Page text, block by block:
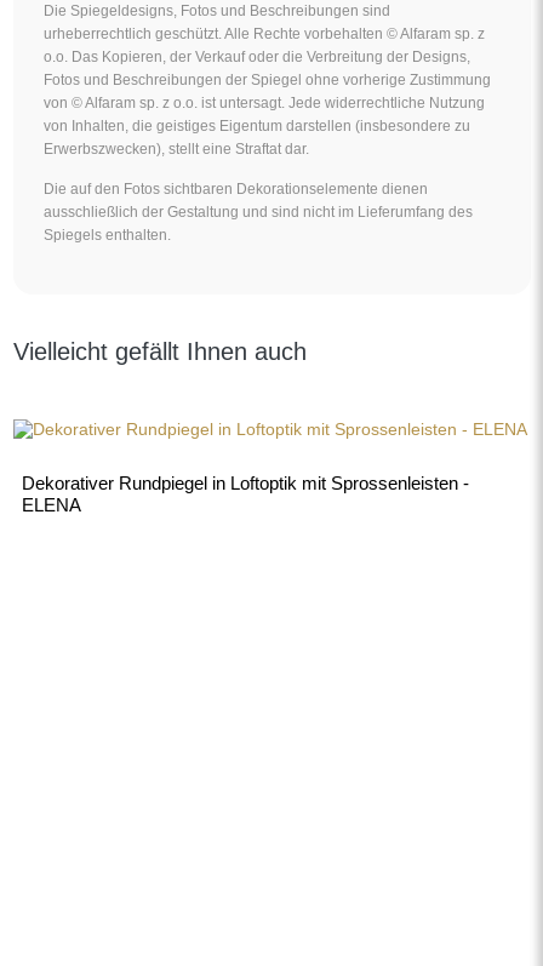
Die Spiegeldesigns, Fotos und Beschreibungen sind
urheberrechtlich geschützt. Alle Rechte vorbehalten © Alfaram sp. z
o.o. Das Kopieren, der Verkauf oder die Verbreitung der Designs,
Fotos und Beschreibungen der Spiegel ohne vorherige Zustimmung
von © Alfaram sp. z o.o. ist untersagt. Jede widerrechtliche Nutzung
von Inhalten, die geistiges Eigentum darstellen (insbesondere zu
Erwerbszwecken), stellt eine Straftat dar.
Die auf den Fotos sichtbaren Dekorationselemente dienen
ausschließlich der Gestaltung und sind nicht im Lieferumfang des
Spiegels enthalten.
Vielleicht gefällt Ihnen auch
Dekorativer Rundpiegel in Loftoptik mit Sprossenleisten -
ELENA